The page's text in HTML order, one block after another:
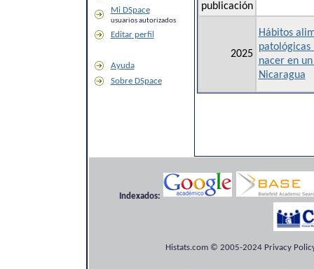
Mi DSpace
usuarios autorizados
Editar perfil
Ayuda
Sobre DSpace
publicación
2025
Hábitos
patológicas
nacer en
Nicaragua
Indexados:
Histats.com © 2005-2024 Privacy